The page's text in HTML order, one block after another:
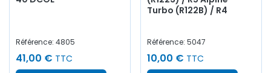
Référence: 4805
41,00 € TTC
Turbo (R122B) / R4
Référence: 5047
10,00 € TTC